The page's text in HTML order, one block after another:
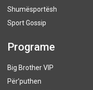
Shumësportësh
Sport Gossip
Programe
Big Brother VIP
Për’puthen